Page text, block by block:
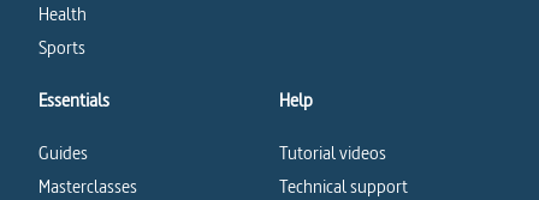
Health
Sports
Essentials
Guides
Masterclasses
Help
Tutorial videos
Technical support